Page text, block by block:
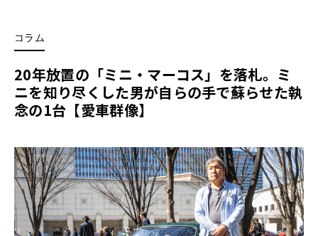
コラム
20年放置の「ミニ・マーコス」を落札。ミ
ニを知り尽くした男が自らの手で蘇らせた執
念の1台【愛車群像】